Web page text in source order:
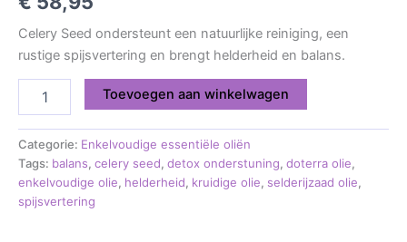
Celery Seed ondersteunt een natuurlijke reiniging, een
rustige spijsvertering en brengt helderheid en balans.
Toevoegen aan winkelwagen
Categorie: Enkelvoudige essentiële oliën
Tags: balans, celery seed, detox onderstuning, doterra olie,
enkelvoudige olie, helderheid, kruidige olie, selderijzaad olie,
spijsvertering